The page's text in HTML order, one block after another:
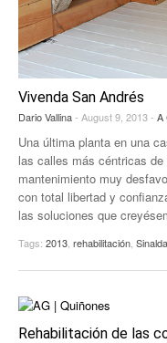
EUROPAN
Vivenda San Andrés
Dario Vallina- August 9, 2013 - A
Una última planta en una
las calles más céntricas
mantenimiento muy
con total libertad y
las soluciones que
Tags: 2013 rehabilitación
Rehabilitación de las